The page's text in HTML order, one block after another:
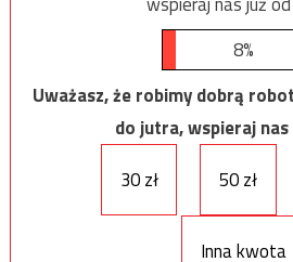
8%
Uważasz, że robimy dobrą
do jutra, wspieraj
30 zł
50 zł
Inna kwota